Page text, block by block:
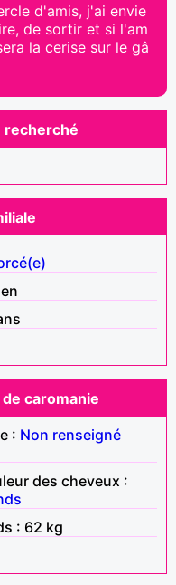
d'amis, j'ai envie
de sortir et si l'am
la cerise sur le gâ
recherché
caromanie
: Non renseigné
des cheveux :
: 62 kg